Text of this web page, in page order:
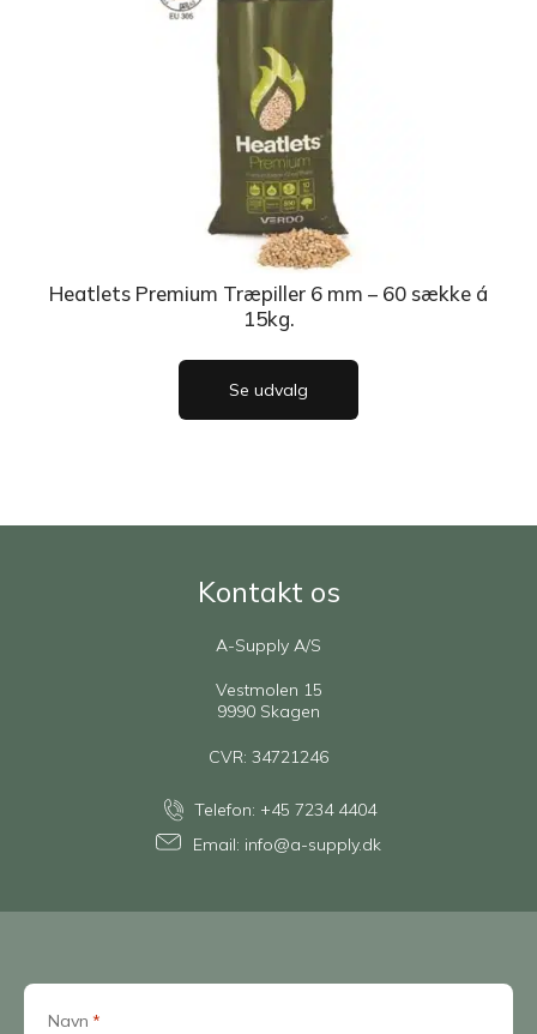
Heatlets Premium Træpiller 6 mm – 60 sække á
15kg.
Se udvalg
Navn *
Kontakt os
A-Supply A/S
Vestmolen 15
9990 Skagen
CVR: 34721246
Telefon: +45 7234 4404
Email: info@a-supply.dk